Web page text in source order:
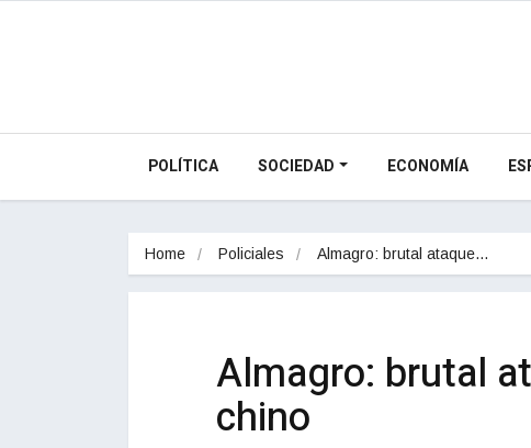
POLÍTICA SOCIEDAD ECONOMÍA
Home Policiales Almagro: brutal ataque…
Almagro: brutal
chino